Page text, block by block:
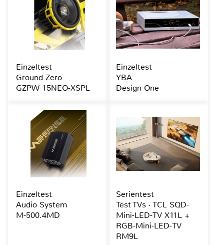
Einzeltest
Ground Zero
GZPW 15NEO-XSPL
Einzeltest
YBA
Design One
Einzeltest
Audio System
M-500.4MD
Serientest
Test TVs · TCL SQD-
Mini-LED-TV X11L +
RGB-Mini-LED-TV
RM9L